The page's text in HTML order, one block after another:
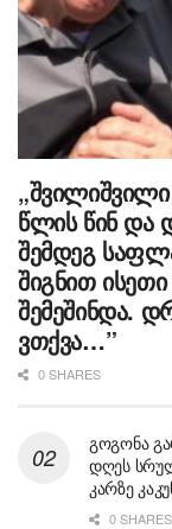
წლის წინ და
შემდეგ
შიგნით
შემეშინდა.
ვთქვა…”
0 SHARES
გოგონა
დღეს
კარზე
0 SHARES